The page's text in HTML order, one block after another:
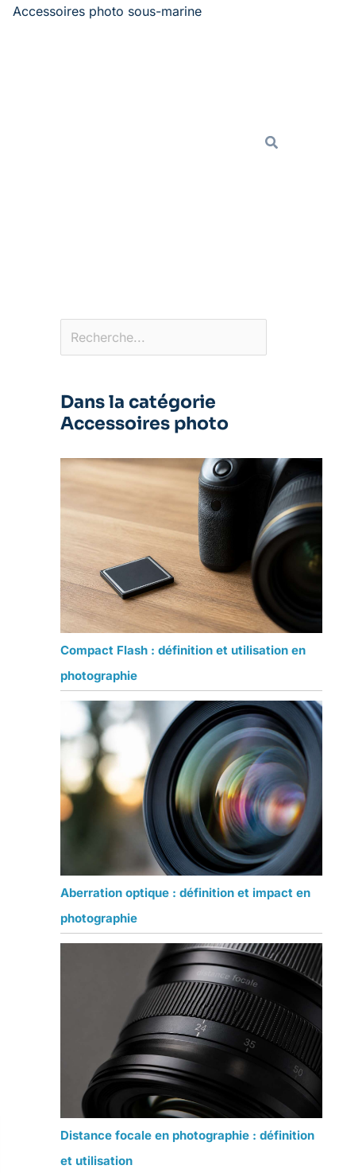
Accessoires photo sous-marine
Rechercher
Dans la catégorie
Accessoires photo
Compact Flash : définition et utilisation en
photographie
Aberration optique : définition et impact en
photographie
Distance focale en photographie : définition
et utilisation